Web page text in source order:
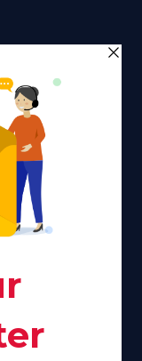
Americans. Many
deity or
living with HIV,
refuge to a source